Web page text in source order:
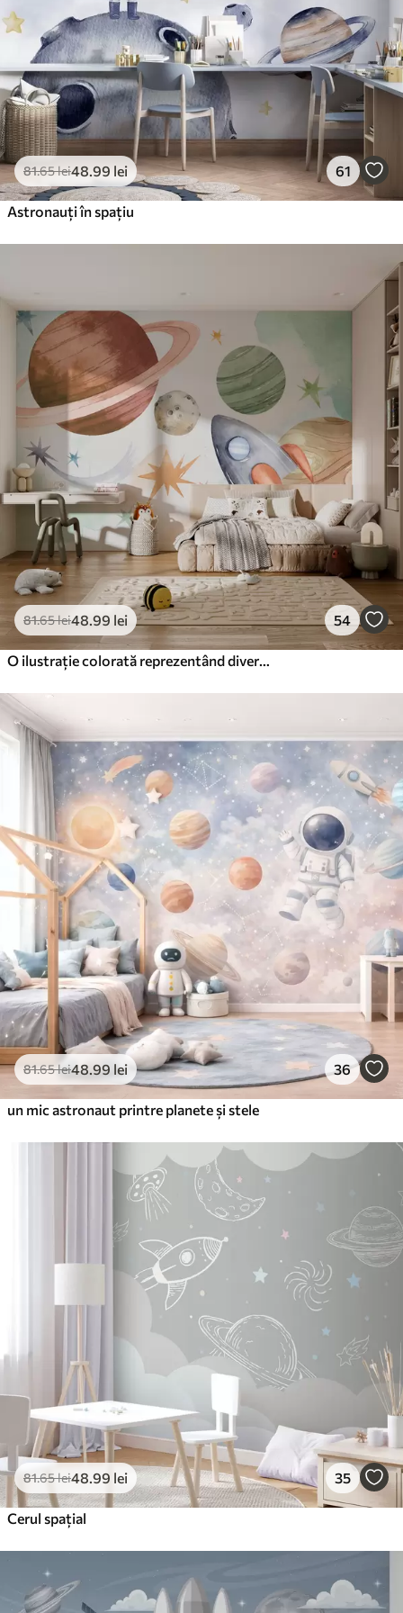
Vinil Premium
250.00150.00lei/m²
Peel and Stick
300.00180 .00 /m²
81.65lei48 .99 lei 61
Astronauți în spațiu
81.65lei48 .99 lei 54
81.65lei48.99 lei 36
un mic astronaut printre planete și stele
81.65lei48.99 lei 35
Cerul spațial